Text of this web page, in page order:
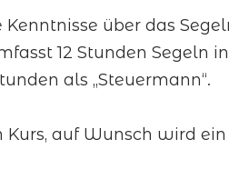
über das
12 Stunden Segeln
als „Steuermann“.
auf Wunsch wird